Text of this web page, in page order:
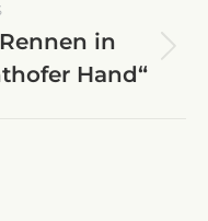
in
Hand“